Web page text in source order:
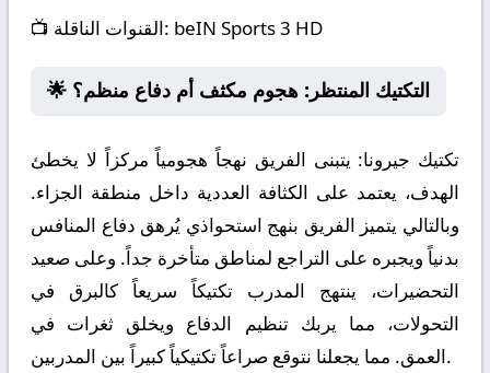
📺 القنوات الناقلة: beIN Sports 3 HD
🌟 التكتيك المنتظر: هجوم مكثف أم دفاع منظم؟
تكتيك جيرونا: يتبنى الفريق نهجاً هجومياً مركزاً لا يخطئ
الهدف، يعتمد على الكثافة العددية داخل منطقة الجزاء.
وبالتالي يتميز الفريق بنهج استحواذي يُرهق دفاع المنافس
بدنياً ويجبره على التراجع لمناطق متأخرة جداً. وعلى صعيد
التحضيرات، ينتهج المدرب تكتيكاً سريعاً كالبرق في
التحولات، مما يربك تنظيم الدفاع ويخلق ثغرات في
العمق. مما يجعلنا نتوقع صراعاً تكتيكياً كبيراً بين المدربين.